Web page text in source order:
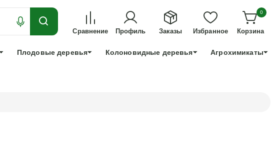
ДЛЯ ТЕХ, КТО УСПЕЕТ!
+7 991 898 83 30
Сравнение Профиль Заказы Избранное
0
Корзина
Плодовые деревья Колоновидные деревья Агрохимикаты